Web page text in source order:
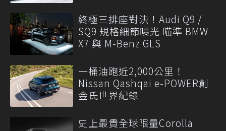
終極三排座對決！Audi Q9 /
SQ9 規格細節曝光 瞄準 BMW
X7 與 M-Benz GLS
一桶油跑近2,000公里！
Nissan Qashqai e-POWER創
金氏世界紀錄
史上最貴全球限量Corolla